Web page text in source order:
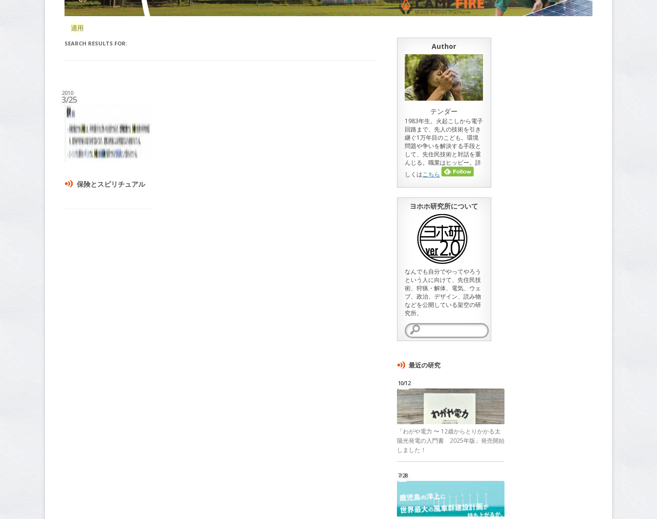
適用
SEARCH RESULTS FOR:
2010
3/25
保険とスピリチュアル
Author
テンダー
1983年生。火起こしから電子
回路まで、先人の技術を引き
継ぐ1万年目のこども。環境
問題や争いを解決する手段と
して、先住民技術と対話を重
んじる。職業はヒッピー。詳
しくはこちら
ヨホホ研究所について
なんでも自分でやってやろう
という人に向けて、先住民技
術、狩猟・解体、電気、ウェ
ブ、政治、デザイン、読み物
などを公開している架空の研
究所。
検
索:
最近の研究
10/12
「わがや電力 〜 12歳からとりかかる太
陽光発電の入門書 2025年版」発売開始
しました！
7/28